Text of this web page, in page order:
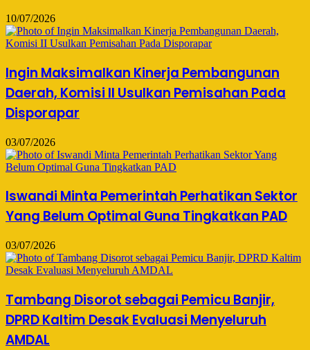
10/07/2026
Ingin Maksimalkan Kinerja Pembangunan
Daerah, Komisi II Usulkan Pemisahan Pada
Disporapar
03/07/2026
Iswandi Minta Pemerintah Perhatikan Sektor
Yang Belum Optimal Guna Tingkatkan PAD
03/07/2026
Tambang Disorot sebagai Pemicu Banjir,
DPRD Kaltim Desak Evaluasi Menyeluruh
AMDAL